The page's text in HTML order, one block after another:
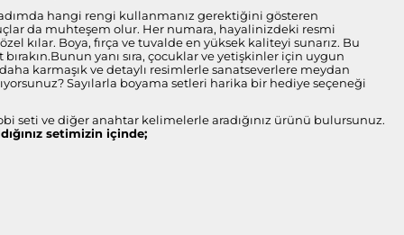
hangi rengi kullanmanız gerektiğini gösteren
da muhteşem olur. Her numara, hayalinizdeki resmi
kılar. Boya, fırça ve tuvalde en yüksek kaliteyi sunarız. Bu
yanı sıra, çocuklar ve yetişkinler için uygun
karmaşık ve detaylı resimlerle sanatseverlere meydan
Sayılarla boyama setleri harika bir hediye seçeneği
seti ve diğer anahtar kelimelerle aradığınız ürünü bulursunuz.
setimizin içinde;